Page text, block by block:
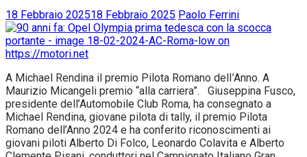
18 Febbraio 202518 Febbraio 2025 Paolo Ferrini
A Michael Rendina il premio Pilota Romano delI’Anno. A
Maurizio Micangeli premio “alla carriera”. Giuseppina Fusco,
presidente dell’Automobile Club Roma, ha consegnato a
Michael Rendina, giovane pilota di tally, il premio Pilota
Romano dell’Anno 2024 e ha conferito riconoscimenti ai
giovani piloti Alberto Di Folco, Leonardo Colavita e Alberto